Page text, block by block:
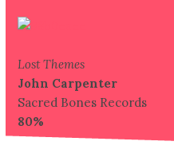
Lost Themes
John Carpenter
Sacred Bones Records
80%